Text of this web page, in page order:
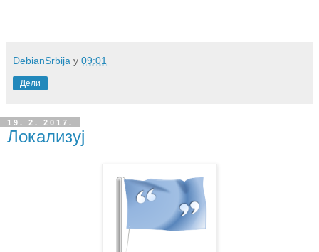
DebianSrbija у 09:01
Дели
19. 2. 2017.
Локализуј